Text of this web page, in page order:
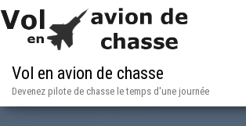
Vol en avion de chasse
Devenez pilote de chasse le temps d'une journée